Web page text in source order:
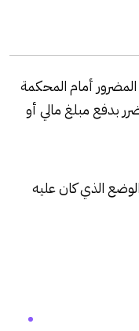
أمام المحكمة
بدفع مبلغ مالي أو
الذي كان عليه